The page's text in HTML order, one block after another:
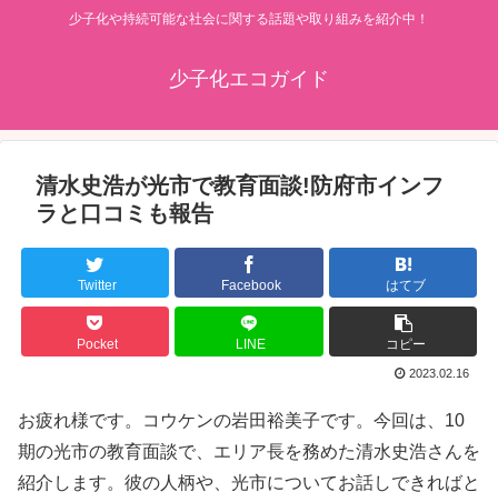
少子化や持続可能な社会に関する話題や取り組みを紹介中！
少子化エコガイド
清水史浩が光市で教育面談!防府市インフ
ラと口コミも報告
Twitter Facebook はてブ
Pocket LINE コピー
2023.02.16
お疲れ様です。コウケンの岩田裕美子です。今回は、10
期の光市の教育面談で、エリア長を務めた清水史浩さんを
紹介します。彼の人柄や、光市についてお話しできればと